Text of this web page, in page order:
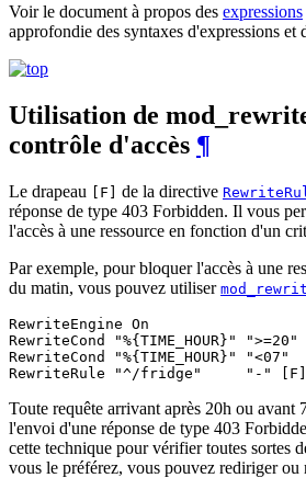
Voir le document à propos des expressions
approfondie des syntaxes d'expressions et
Utilisation de
contrôle d'accès ¶
Le drapeau [F] de la directive
réponse de type 403 Forbidden. Il vous
l'accès à une ressource en fonction d'un
Par exemple, pour bloquer l'accès à une
du matin, vous pouvez utiliser
RewriteEngine On
RewriteCond "%{TIME_HOUR}" ">=20"
RewriteCond "%{TIME_HOUR}" "<07"
RewriteRule "^/fridge"     "-" [F]
Toute requête arrivant après 20h ou avant
l'envoi d'une réponse de type 403
cette technique pour vérifier toutes sortes
vous le préférez, vous pouvez rediriger ou